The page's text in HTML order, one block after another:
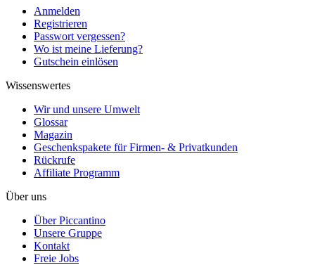
Anmelden
Registrieren
Passwort vergessen?
Wo ist meine Lieferung?
Gutschein einlösen
Wissenswertes
Wir und unsere Umwelt
Glossar
Magazin
Geschenkspakete für Firmen- & Privatkunden
Rückrufe
Affiliate Programm
Über uns
Über Piccantino
Unsere Gruppe
Kontakt
Freie Jobs